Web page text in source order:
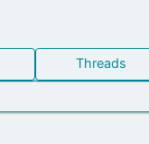
Threads